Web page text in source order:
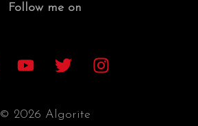
Follow me on
© 2026 Algorite